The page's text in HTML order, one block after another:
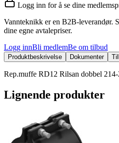
Logg inn for å se dine
Vannteknikk er en B2B-leverandør.
dine egne avtalepriser.
Logg innBli medlemBe om tilbud
Produktbeskrivelse Dokumenter
Rep.muffe RD12 Rilsan dobbel
Lignende produkter